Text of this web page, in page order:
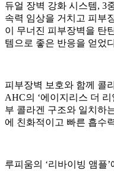
듀얼 장벽 강화 시스템, 3
속력 임상을 거치고 피부
이 무너진 피부장벽을 탄
템으로 좋은 반응을 얻었
피부장벽 보호와 함께 콜
AHC의 ‘에이지리스 더
부 콜라겐 구조와 일치하
에 친화적이고 빠른 흡수
루피움의 ‘리바이빙 앰플